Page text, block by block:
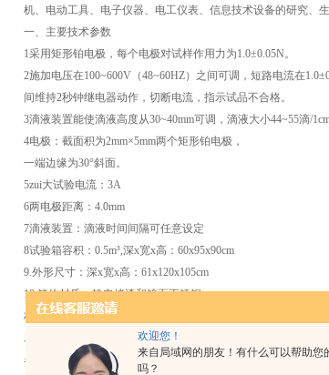
欢迎您！
来自局域网的朋友！有什么可以帮助您
吗？
机、电动工具、电子仪器、电工仪表、信息技术设备的研究、生
一、主要技术参数
1采用矩形铂电极，每个电极对试样作用力为1.0±0.05N。
2施加电压在100~600V（48~60HZ）之间可调，短路电流在
间维持2秒钟继电器动作，切断电流，指示试品不合格。
3滴液装置能使滴液高度从30~40mm可调，滴液大小44~55滴/
4电极：截面积为2mm×5mm两个矩形铂电极，
一端边缘为30°斜面。
5zui大试验电流：3A
6两电极距离：4.0mm
7滴液装置：滴液时间间隔可任意设定
8试验箱容积：0.5m³,深x宽x高：60x95x90cm
9.外形尺寸：深x宽x高：61x120x105cm
10.箱体材质：静电烤漆和镜面不锈钢。
材质依客户要求来定。
二、主要配置清单
名称厂家/品牌